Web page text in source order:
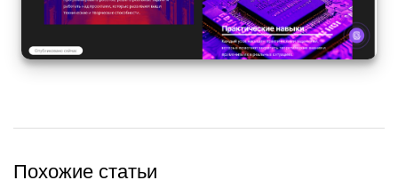
Виджет сотрудника
Телефония
Общие вопросы
Похожие статьи